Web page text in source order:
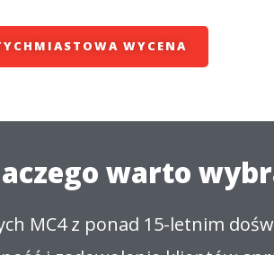
WYCENA
warto
MC4 z ponad 15-letnim